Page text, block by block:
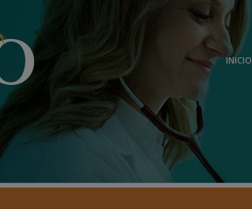
INICIO